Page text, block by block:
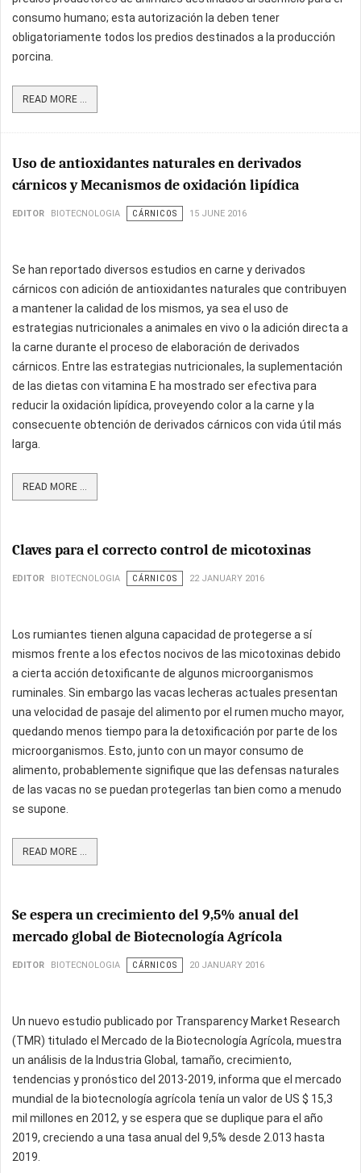
consumo humano; esta autorización la deben tener
obligatoriamente todos los predios destinados a la producción
porcina.
READ MORE ...
Uso de antioxidantes naturales en derivados
cárnicos y Mecanismos de oxidación lipídica
EDITOR BIOTECNOLOGIA CÁRNICOS 15 JUNE 2016
Se han reportado diversos estudios en carne y derivados
cárnicos con adición de antioxidantes naturales que contribuyen
a mantener la calidad de los mismos, ya sea el uso de
estrategias nutricionales a animales en vivo o la adición directa a
la carne durante el proceso de elaboración de derivados
cárnicos. Entre las estrategias nutricionales, la suplementación
de las dietas con vitamina E ha mostrado ser efectiva para
reducir la oxidación lipídica, proveyendo color a la carne y la
consecuente obtención de derivados cárnicos con vida útil más
larga.
READ MORE ...
Claves para el correcto control de micotoxinas
EDITOR BIOTECNOLOGIA CÁRNICOS 22 JANUARY 2016
Los rumiantes tienen alguna capacidad de protegerse a sí
mismos frente a los efectos nocivos de las micotoxinas debido
a cierta acción detoxificante de algunos microorganismos
ruminales. Sin embargo las vacas lecheras actuales presentan
una velocidad de pasaje del alimento por el rumen mucho mayor,
quedando menos tiempo para la detoxificación por parte de los
microorganismos. Esto, junto con un mayor consumo de
alimento, probablemente signifique que las defensas naturales
de las vacas no se puedan protegerlas tan bien como a menudo
se supone.
READ MORE ...
Se espera un crecimiento del 9,5% anual del
mercado global de Biotecnología Agrícola
EDITOR BIOTECNOLOGIA CÁRNICOS 20 JANUARY 2016
Un nuevo estudio publicado por Transparency Market Research
(TMR) titulado el Mercado de la Biotecnología Agrícola, muestra
un análisis de la Industria Global, tamaño, crecimiento,
tendencias y pronóstico del 2013-2019, informa que el mercado
mundial de la biotecnología agrícola tenía un valor de US $ 15,3
mil millones en 2012, y se espera que se duplique para el año
2019, creciendo a una tasa anual del 9,5% desde 2.013 hasta
2019.